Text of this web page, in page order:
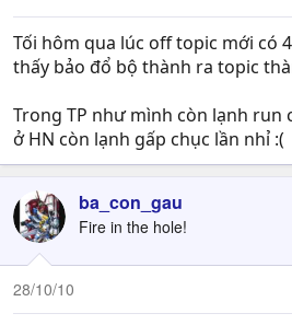
Tối hôm qua lúc off topic mới có
thấy bảo đổ bộ thành ra topic
Trong TP như mình còn lạnh run
ở HN còn lạnh gấp chục lần nhỉ :(
ba_con_gau
Fire in the hole!
28/10/10